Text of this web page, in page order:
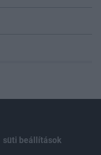
süti beállítások